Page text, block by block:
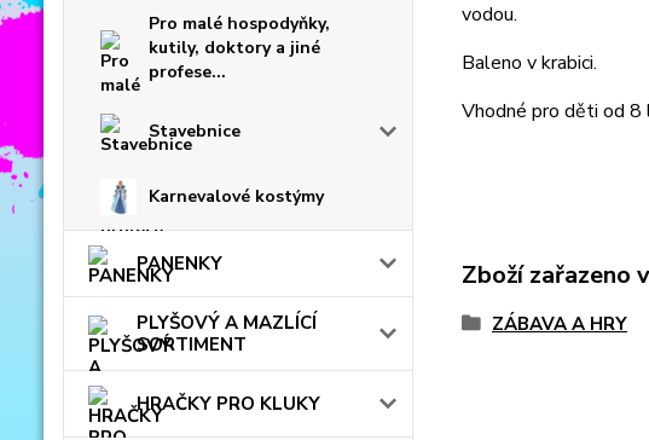
Pro malé hospodyňky,
kutily, doktory a jiné
profese...
Stavebnice
Karnevalové kostýmy
PANENKY
PLYŠOVÝ A MAZLÍCÍ
SORTIMENT
HRAČKY PRO KLUKY
vodou.
Baleno v krabici.
Vhodné pro děti od 8
Zboží zařazeno
ZÁBAVA A HRY